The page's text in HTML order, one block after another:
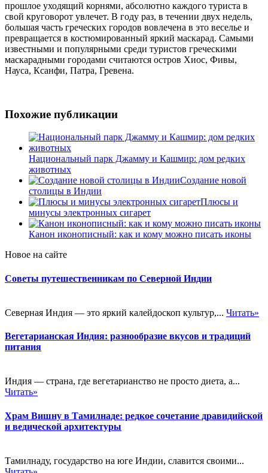
прошлое уходящий корнями, абсолютно каждого туриста в
свой круговорот увлечет. В году раз, в течении двух недель,
большая часть греческих городов вовлечена в это веселье и
превращается в костюмированный яркий маскарад. Самыми
известными и популярными среди туристов греческими
маскарадными городами считаются остров Хиос, Фивы,
Науса, Ксанфи, Патра, Гревена.
Похожие публикации
Национальный парк Джамму и Кашмир: дом редких
животных
Создание новой
столицы в Индии
Плюсы и
минусы электронных сигарет
Канон иконописный: как и кому можно писать иконы
Новое на сайте
Советы путешественникам по Северной Индии
Северная Индия — это яркий калейдоскоп культур,... Читать»
Вегетарианская Индия: разнообразие вкусов и традиций
питания
Индия — страна, где вегетарианство не просто диета, а...
Читать»
Храм Вишну в Тамилнаде: редкое сочетание дравидийской
и ведической архитектуры
Тамилнаду, государство на юге Индии, славится своими...